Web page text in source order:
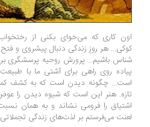
اون کاری که می‌خوای بکنی از
کوکی... هر روزِ زندگی دنبال پیشروی و
شناس باشیم... پرورش روحیه پرسشگری
پیاده روی راهی برای آشتی ما با
است... چگونه دیدن است که به کشف
تازه. هنر این است که شیوه دیدن را
اشتیاق را فرومی نشاند و به همان
لعنت می‌فرستم بر لذت‌های زندگی تجملاتی